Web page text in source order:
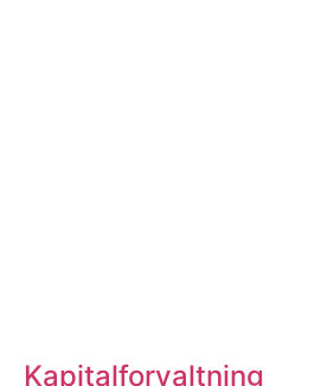
Kapitalforvaltning